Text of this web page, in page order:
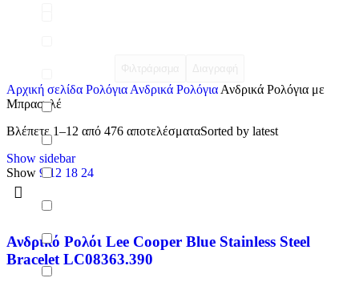
Αρχική σελίδα Ρολόγια Ανδρικά Ρολόγια Ανδρικά Ρολόγια με
Μπρασελέ
Βλέπετε 1–12 από 476 αποτελέσματαSorted by latest
Show sidebar
Show 912 18 24
Ανδρικό Ρολόι Lee Cooper Blue Stainless Steel
Bracelet LC08363.390